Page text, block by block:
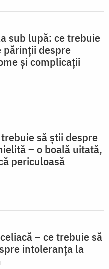
sub lupă: ce trebuie
părinții despre
și complicații
trebuie să știi despre
– o boală uitată,
periculoasă
– ce trebuie să
intoleranța la